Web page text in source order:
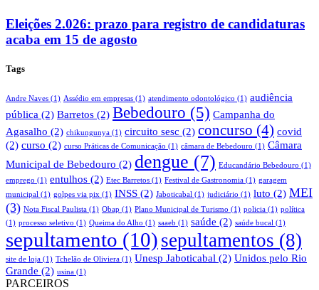
Eleições 2.026: prazo para registro de candidaturas
acaba em 15 de agosto
Tags
Andre Naves (1) Assédio em empresas (1) atendimento odontológico (1) audiência
pública (2) Barretos (2) Bebedouro (5) Campanha do
Agasalho (2) chikungunya (1) circuito sesc (2) concurso (4) covid
(2) curso (2) curso Práticas de Comunicação (1) câmara de Bebedouro (1) Câmara
Municipal de Bebedouro (2) dengue (7) Educandário Bebedouro (1)
emprego (1) entulhos (2) Etec Barretos (1) Festival de Gastronomia (1) garagem
municipal (1) golpes via pix (1) INSS (2) Jaboticabal (1) judiciário (1) luto (2) MEI
(3) Nota Fiscal Paulista (1) Obap (1) Plano Municipal de Turismo (1) policia (1) política
(1) processo seletivo (1) Queima do Alho (1) saaeb (1) saúde (2) saúde bucal (1)
sepultamento (10) sepultamentos (8)
site de loja (1) Tchelão de Oliviera (1) Unesp Jaboticabal (2) Unidos pelo Rio
Grande (2) usina (1)
PARCEIROS